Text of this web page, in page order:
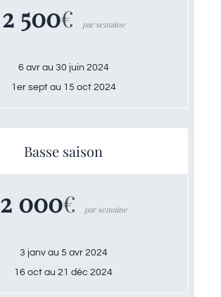
2 500€ par semaine
6 avr au 30 juin 2024
1er sept au 15 oct 2024
Basse saison
2 000€ par semaine
3 janv au 5 avr 2024
16 oct au 21 déc 2024